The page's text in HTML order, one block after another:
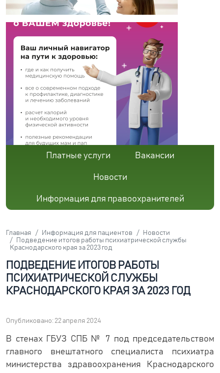
Платные услуги Вакансии
Новости
Информация для правоохранителей
Главная Информация для пациентов
Новости
Подведение итогов работы психиатрической службы
Краснодарского края за 2023 год
ПОДВЕДЕНИЕ ИТОГОВ РАБОТЫ
ПСИХИАТРИЧЕСКОЙ СЛУЖБЫ
КРАСНОДАРСКОГО КРАЯ ЗА 2023 ГОД
Опубликовано: 22 апреля 2024
В стенах ГБУЗ СПБ № 7 под председательством
главного внештатного специалиста психиатра
министерства здравоохранения Краснодарского